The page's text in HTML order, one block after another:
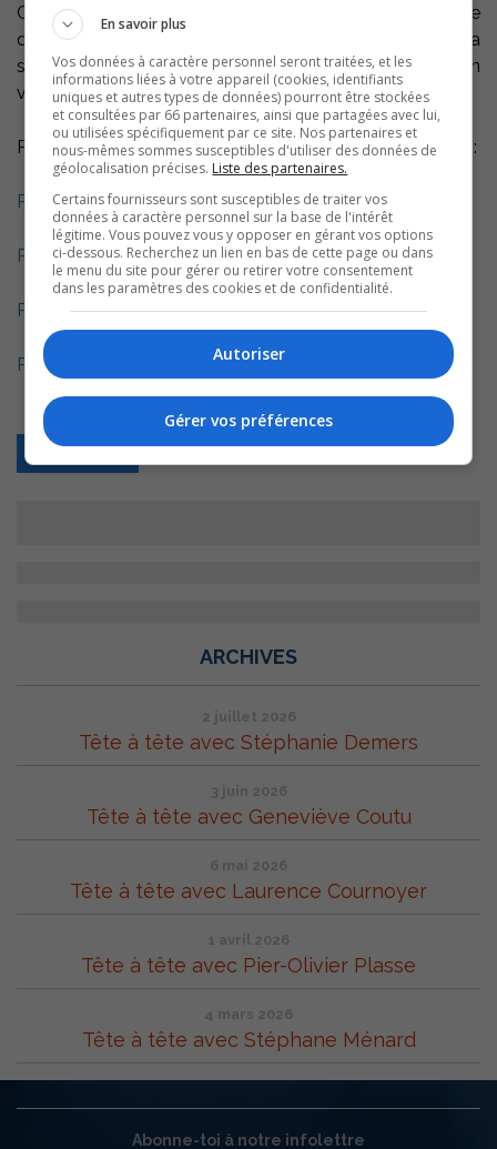
Comité de citoyens engagés de Sorel-Tracy et le maire
de Pierreville André Descoteaux nous commente la
situation entourant la démolition de l’église de son
village.
Pour ré-entendre l’émission, cliquez sur les liens suivants:
Partie 1 : Ouverture
Partie 2 : Sylvain Paulhus
Partie 3 : Claude Himbeault
Partie 4 : André Descoteaux et conclusion
Retour
ARCHIVES
2 juillet 2026
Tête à tête avec Stéphanie Demers
3 juin 2026
Tête à tête avec Geneviève Coutu
6 mai 2026
Tête à tête avec Laurence Cournoyer
1 avril 2026
Tête à tête avec Pier-Olivier Plasse
4 mars 2026
Tête à tête avec Stéphane Ménard
Abonne-toi à notre infolettre
En savoir plus
Vos données à caractère personnel seront traitées, et les
informations liées à votre appareil (cookies, identifiants
uniques et autres types de données) pourront être stockées
et consultées par 66 partenaires, ainsi que partagées avec lui,
ou utilisées spécifiquement par ce site. Nos partenaires et
nous-mêmes sommes susceptibles d'utiliser des données de
géolocalisation précises. Liste des partenaires.
Certains fournisseurs sont susceptibles de traiter vos
données à caractère personnel sur la base de l'intérêt
légitime. Vous pouvez vous y opposer en gérant vos options
ci-dessous. Recherchez un lien en bas de cette page ou dans
le menu du site pour gérer ou retirer votre consentement
dans les paramètres des cookies et de confidentialité.
Autoriser
Gérer vos préférences